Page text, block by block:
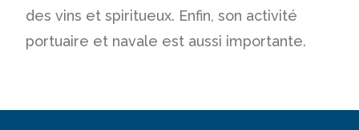
des vins et spiritueux. Enfin, son activité
portuaire et navale est aussi importante.